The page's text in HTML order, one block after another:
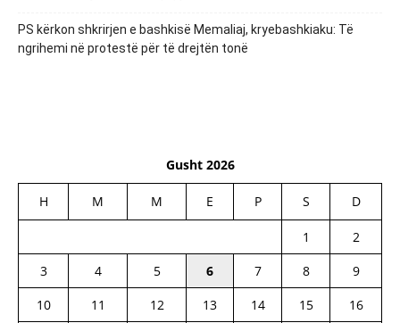
PS kërkon shkrirjen e bashkisë Memaliaj, kryebashkiaku: Të
ngrihemi në protestë për të drejtën tonë
Gusht 2026
H M M E P S D
1
2
3
4 5 6 7 8
9
10
11 12 13 14 15
16